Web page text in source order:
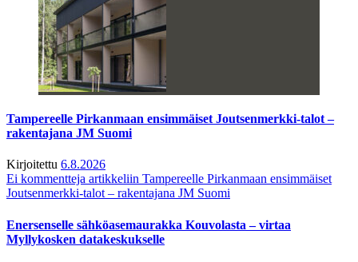
Tampereelle Pirkanmaan ensimmäiset Joutsenmerkki-talot –
rakentajana JM Suomi
Kirjoitettu 6.8.2026
Ei kommentteja artikkeliin Tampereelle Pirkanmaan ensimmäiset
Joutsenmerkki-talot – rakentajana JM Suomi
Enersenselle sähköasemaurakka Kouvolasta – virtaa
Myllykosken datakeskukselle